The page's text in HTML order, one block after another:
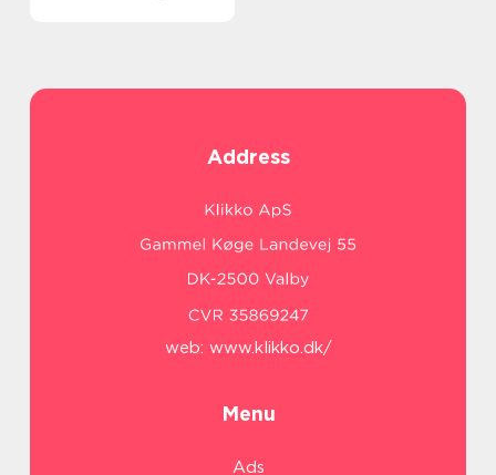
Address
web: www.klikko.dk/
Menu
Ads